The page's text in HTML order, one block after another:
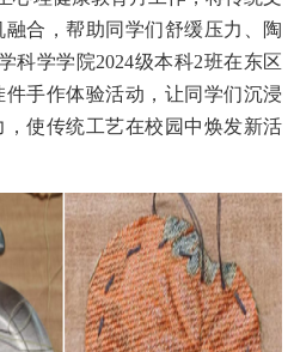
合，帮助同学们舒缓压力、陶
科学学院2024级本科2班在东区
手作体验活动，让同学们沉浸
使传统工艺在校园中焕发新活